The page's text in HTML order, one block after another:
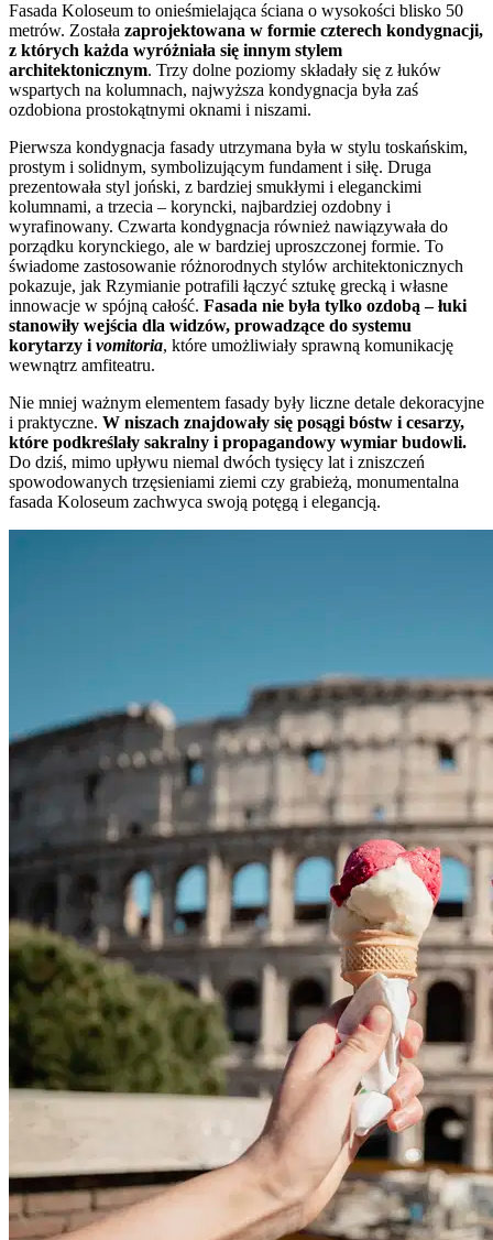
Fasada Koloseum to onieśmielająca ściana o wysokości blisko 50
metrów. Została zaprojektowana w formie czterech kondygnacji,
z których każda wyróżniała się innym stylem
architektonicznym. Trzy dolne poziomy składały się z łuków
wspartych na kolumnach, najwyższa kondygnacja była zaś
ozdobiona prostokątnymi oknami i niszami.
Pierwsza kondygnacja fasady utrzymana była w stylu toskańskim,
prostym i solidnym, symbolizującym fundament i siłę. Druga
prezentowała styl joński, z bardziej smukłymi i eleganckimi
kolumnami, a trzecia – koryncki, najbardziej ozdobny i
wyrafinowany. Czwarta kondygnacja również nawiązywała do
porządku korynckiego, ale w bardziej uproszczonej formie. To
świadome zastosowanie różnorodnych stylów architektonicznych
pokazuje, jak Rzymianie potrafili łączyć sztukę grecką i własne
innowacje w spójną całość. Fasada nie była tylko ozdobą – łuki
stanowiły wejścia dla widzów, prowadzące do systemu
korytarzy ivomitoria, które umożliwiały sprawną komunikację
wewnątrz amfiteatru.
Nie mniej ważnym elementem fasady były liczne detale dekoracyjne
i praktyczne. W niszach znajdowały się posągi bóstw i cesarzy,
które podkreślały sakralny i propagandowy wymiar budowli.
Do dziś, mimo upływu niemal dwóch tysięcy lat i zniszczeń
spowodowanych trzęsieniami ziemi czy grabieżą, monumentalna
fasada Koloseum zachwyca swoją potęgą i elegancją.